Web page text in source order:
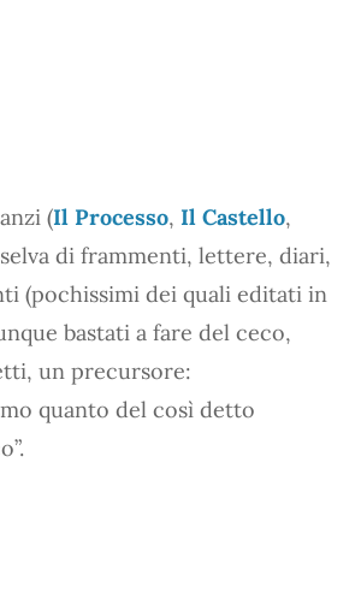
(Il Processo, Il Castello,
di frammenti, lettere, diari,
(pochissimi dei quali editati in
bastati a fare del ceco,
un precursore:
quanto del così detto